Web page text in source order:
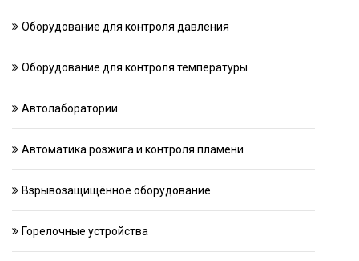
Оборудование для контроля давления
Оборудование для контроля температуры
Автолаборатории
Автоматика розжига и контроля пламени
Взрывозащищённое оборудование
Горелочные устройства